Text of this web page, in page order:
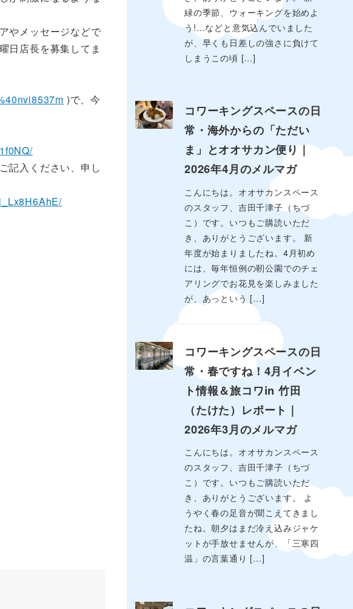
やメッセージなどで
日店長を募集してま
)で、今
記入ください、申し
緑の季節、ウォーキングを始めよ
う!…などと意気込んでいました
が、早くも日差しの強さに負けて
しまうこの頃 […]
コワーキングスペースの日
常・海外からの「ただい
ま」とオオサカン便り｜
2026年4月のメルマガ
こんにちは。オオサカンスペース
のスタッフ、吉田千津子（ちづ
こ）です。いつもご購読いただ
き、ありがとうございます。 新
年度が始まりましたね。4月初め
には、毎年恒例の靭公園でのチェ
アリングでお花見を楽しみました
が、あっという […]
コワーキングスペースの日
常・春ですね！4月イベン
ト情報＆旅コワin 竹田
（たけた）レポート｜
2026年3月のメルマガ
こんにちは。オオサカンスペース
のスタッフ、吉田千津子（ちづ
こ）です。いつもご購読いただ
き、ありがとうございます。 よ
うやく春の足音が聞こえてきまし
たね。朝夕はまだ冷え込みジャケ
ットが手放せませんが、「三寒四
温」の言葉通り […]